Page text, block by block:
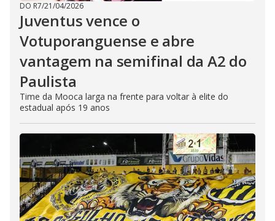
DO R7/21/04/2026
Juventus vence o
Votuporanguense e abre
vantagem na semifinal da A2 do
Paulista
Time da Mooca larga na frente para voltar à elite do
estadual após 19 anos